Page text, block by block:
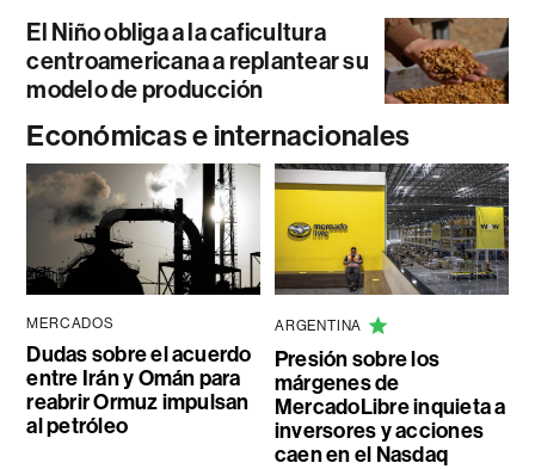
El Niño obliga a la caficultura
centroamericana a replantear su
modelo de producción
Económicas e internacionales
MERCADOS
Dudas sobre el acuerdo
entre Irán y Omán para
reabrir Ormuz impulsan
al petróleo
ARGENTINA
Presión sobre los
márgenes de
MercadoLibre inquieta a
inversores y acciones
caen en el Nasdaq